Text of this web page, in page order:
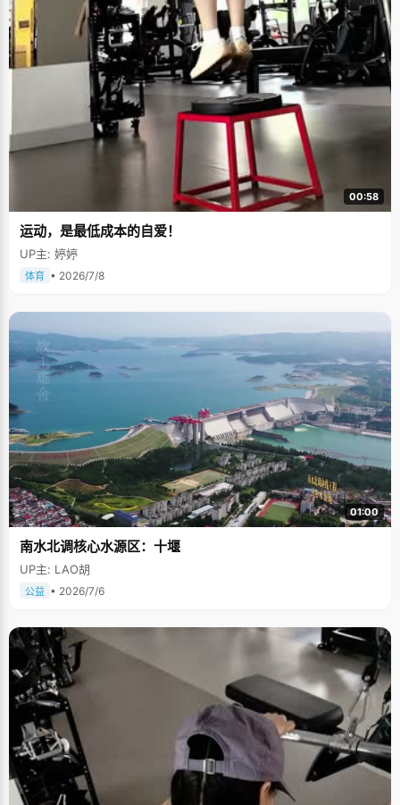
00:58
运动，是最低成本的自爱！
UP主: 婷婷
体育 • 2026/7/8
01:00
南水北调核心水源区：十堰
UP主: LAO胡
公益 • 2026/7/6